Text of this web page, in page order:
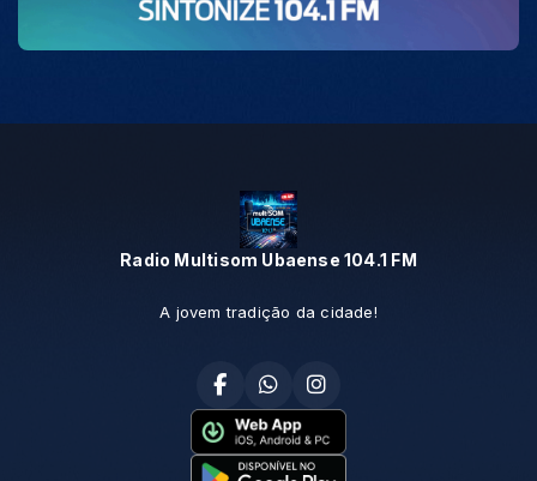
Radio Multisom Ubaense 104.1 FM
A jovem tradição da cidade!